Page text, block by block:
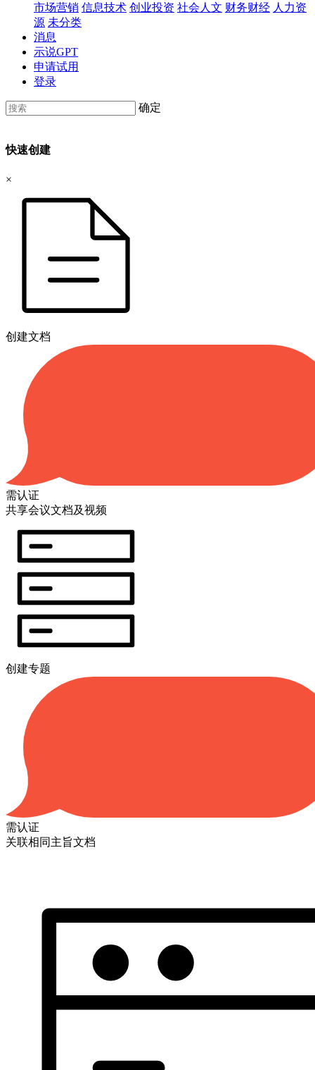
市场营销 信息技术 创业投资 社会人文 财务财经 人力资
源 未分类
消息
示说GPT
申请试用
登录
确定
快速创建
×
创建文档
需认证
共享会议文档及视频
创建专题
需认证
关联相同主旨文档